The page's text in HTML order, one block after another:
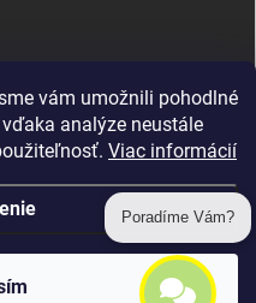
vám umožnili pohodlné
analýze neustále
Viac informácií
tovaru
. Všetky práva vyhradené.
Poradíme Vám?